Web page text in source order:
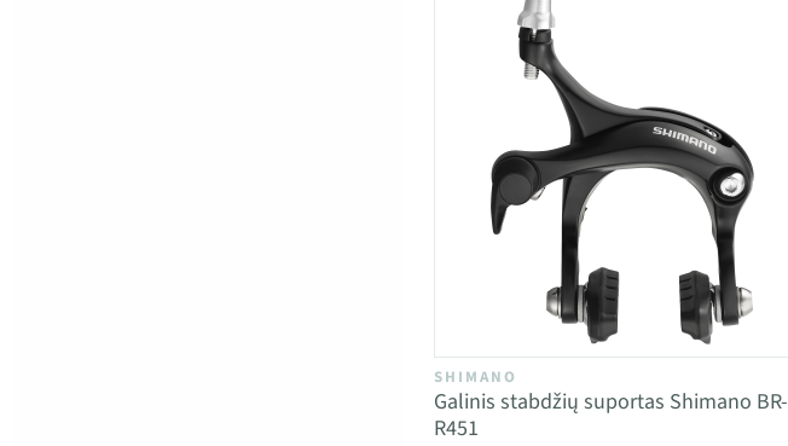
SHIMANO
Galinis stabdžių suportas Shimano BR-
R451